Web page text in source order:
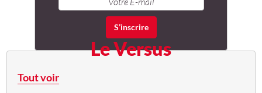
Le Versus
Tout voir